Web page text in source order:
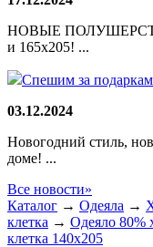
НОВЫЕ
и 165х205! ...
Спешим за
03.12.2024
Новогодний стиль,
доме! ...
Все новости»
Каталог → Одеяла →
клетка → Одеяло 80%
клетка 140х205